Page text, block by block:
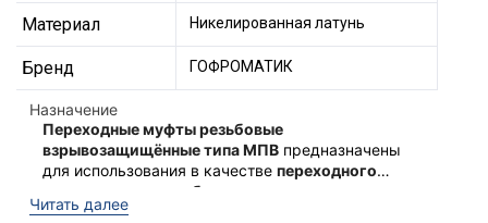
Материал Никелированная латунь
Бренд ГОФРОМАТИК
Назначение
Переходные муфты резьбовые
взрывозащищённые типа МПВ предназначены
для использования в качестве переходного
элемента между кабельным вводом и
оборудованием
Ex-переходные муфты типа
Читать далее